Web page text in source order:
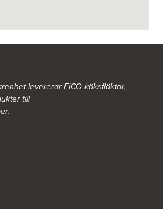
levererar EICO köksfläktar,
till